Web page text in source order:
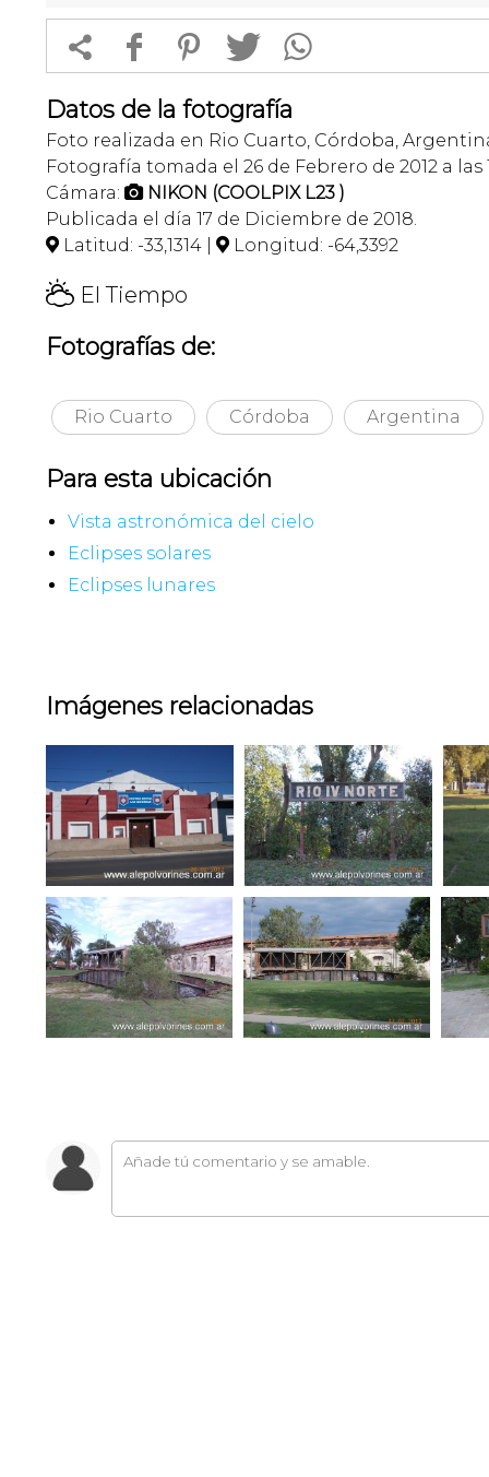
 f 1 T 
Datos de la fotografía
Foto realizada en Rio Cuarto, Córdoba,
Fotografía tomada el 26 de Febrero de 2012 a las
Cámara:  NIKON (COOLPIX L23 )
Publicada el día 17 de Diciembre de 2018.
 Latitud: -33,1314 |  Longitud: -64,3392
H El Tiempo
Fotografías de:
Rio Cuarto Córdoba Argentina
Para esta ubicación
Vista astronómica del cielo
Eclipses solares
Eclipses lunares
Imágenes relacionadas